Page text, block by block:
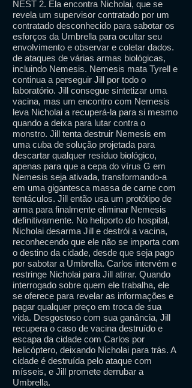
NEST 2. Ela encontra Nicholai, que se
revela um supervisor contratado por um
contratado desconhecido para sabotar os
esforços da Umbrella para ocultar seu
envolvimento e observar e coletar dados.
de ataques de várias armas biológicas,
incluindo Nemesis. Nemesis mata Tyrell e
continua a perseguir Jill por todo o
laboratório. Jill consegue sintetizar uma
vacina, mas um encontro com Nemesis
leva Nicholai a recuperá-la para si mesmo
quando a deixa para lutar contra o
monstro. Jill tenta destruir Nemesis em
uma cuba de solução projetada para
descartar qualquer resíduo biológico,
apenas para que a cepa do vírus G em
Nemesis seja ativada, transformando-a
em uma gigantesca massa de carne com
tentáculos. Jill então usa um protótipo de
arma para finalmente eliminar Nemesis
definitivamente. No heliporto do hospital,
Nicholai desarma Jill e destrói a vacina,
reconhecendo que ele não se importa com
o destino da cidade, desde que seja pago
por sabotar a Umbrella. Carlos intervém e
restringe Nicholai para Jill atirar. Quando
interrogado sobre quem ele trabalha, ele
se oferece para revelar as informações e
pagar qualquer preço em troca de sua
vida. Desgostoso com sua ganância, Jill
recupera o caso de vacina destruído e
escapa da cidade com Carlos por
helicóptero, deixando Nicholai para trás. A
cidade é destruída pelo ataque com
mísseis, e Jill promete derrubar a
Umbrella.